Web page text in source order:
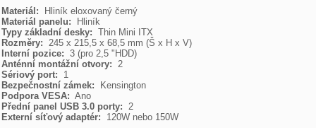
Materiál:
Materiál panelu:
Typy základní desky:
Rozměry:
Interní pozice:
Anténní montážní otvory:
Sériový port:
Bezpečnostní zámek:
Podpora VESA:
Přední panel USB 3.0 porty:
Externí síťový adaptér:
120W nebo 150W